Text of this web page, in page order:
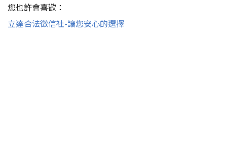
您也許會喜歡：
立達合法徵信社-讓您安心的選擇